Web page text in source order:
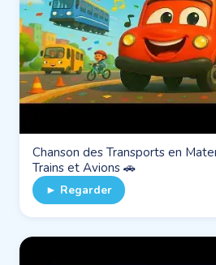
Chanson des Transports en
Trains et Avions 🚗
► Regarder